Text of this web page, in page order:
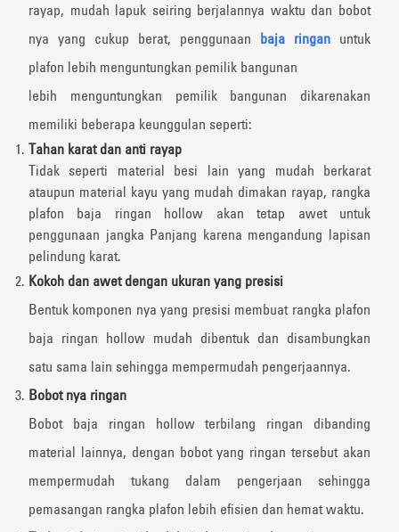
rayap, mudah lapuk seiring berjalannya waktu dan bobot
nya yang cukup berat, penggunaan baja ringan untuk
plafon lebih menguntungkan pemilik bangunan
lebih menguntungkan pemilik bangunan dikarenakan
memiliki beberapa keunggulan seperti:
Tahan karat dan anti rayap
Tidak seperti material besi lain yang mudah berkarat
ataupun material kayu yang mudah dimakan rayap, rangka
plafon baja ringan hollow akan tetap awet untuk
penggunaan jangka Panjang karena mengandung lapisan
pelindung karat.
Kokoh dan awet dengan ukuran yang presisi
Bentuk komponen nya yang presisi membuat rangka plafon
baja ringan hollow mudah dibentuk dan disambungkan
satu sama lain sehingga mempermudah pengerjaannya.
Bobot nya ringan
Bobot baja ringan hollow terbilang ringan dibanding
material lainnya, dengan bobot yang ringan tersebut akan
mempermudah tukang dalam pengerjaan sehingga
pemasangan rangka plafon lebih efisien dan hemat waktu.